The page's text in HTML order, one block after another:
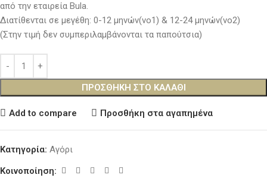
από την εταιρεία Bula.
Διατίθενται σε μεγέθη: 0-12 μηνών(νο1) & 12-24 μηνών(νο2)
(Στην τιμή δεν συμπεριλαμβάνονται τα παπούτσια)
ΠΡΟΣΘΉΚΗ ΣΤΟ ΚΑΛΆΘΙ
Add to compare Προσθήκη στα αγαπημένα
Κατηγορία: Αγόρι
Κοινοποίηση: